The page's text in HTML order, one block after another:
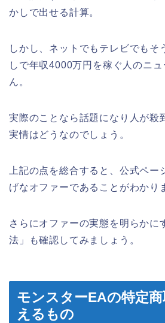
かしで出せる計算。
しかし、ネットでもテレビでもそ
しで年収4000万円を稼ぐ人のニ
ん。
実際のことなら話題になり人が殺
実情はどうなのでしょう。
上記の点を総合すると、公式ペー
げなオファーであることがわかり
さらにオファーの実態を明らかに
法」も確認してみましょう。
モンスターEAの特定
えるもの